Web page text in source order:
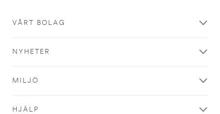
VÅRT BOLAG
NYHETER
MILJÖ
HJÄLP